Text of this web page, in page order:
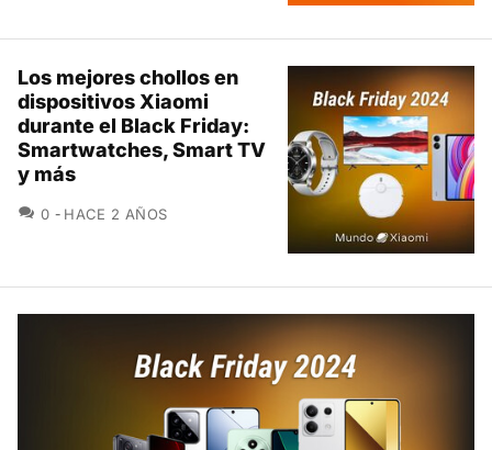
Los mejores chollos en
dispositivos Xiaomi
durante el Black Friday:
Smartwatches, Smart TV
y más
0 COMENTARIOS
HACE 2 AÑOS